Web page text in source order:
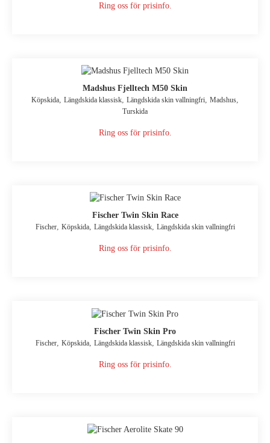
Ring oss för prisinfo.
Madshus Fjelltech M50 Skin
Köpskida, Längdskida klassisk, Längdskida skin vallningfri, Madshus,
Turskida
Ring oss för prisinfo.
Fischer Twin Skin Race
Fischer, Köpskida, Längdskida klassisk, Längdskida skin vallningfri
Ring oss för prisinfo.
Fischer Twin Skin Pro
Fischer, Köpskida, Längdskida klassisk, Längdskida skin vallningfri
Ring oss för prisinfo.